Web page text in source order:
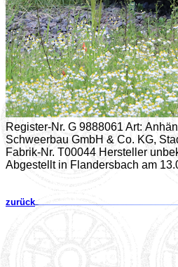
Register-Nr. G 9888061 Art:
Schweerbau GmbH & Co. KG,
Fabrik-Nr. T00044 Hersteller
Abgestellt in Flandersbach am
zurück